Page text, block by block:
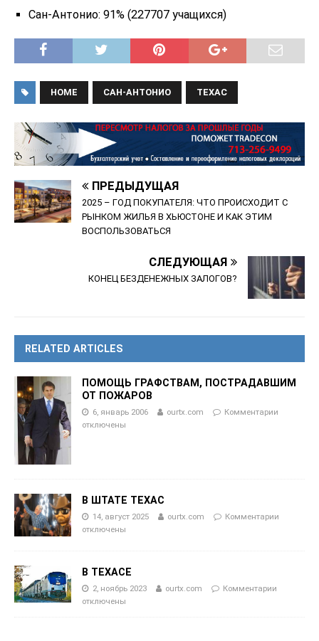
Сан-Антонио: 91% (227707 учащихся)
HOME САН-АНТОНИО ТЕХАС
ПРЕДЫДУЩАЯ
2025 – ГОД ПОКУПАТЕЛЯ: ЧТО ПРОИСХОДИТ С
РЫНКОМ ЖИЛЬЯ В ХЬЮСТОНЕ И КАК ЭТИМ
ВОСПОЛЬЗОВАТЬСЯ
СЛЕДУЮЩАЯ
КОНЕЦ БЕЗДЕНЕЖНЫХ ЗАЛОГОВ?
RELATED ARTICLES
ПОМОЩЬ ГРАФСТВАМ, ПОСТРАДАВШИМ
ОТ ПОЖАРОВ
6, январь 2006 ourtx.com
Комментарии
отключены
В ШТАТЕ ТЕХАС
14, август 2025 ourtx.com
Комментарии
отключены
В ТЕХАСЕ
2, ноябрь 2023 ourtx.com
Комментарии
отключены